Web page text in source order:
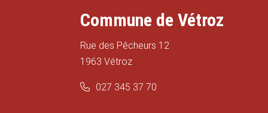
Commune de Vétroz
Rue des Pêcheurs 12
1963 Vétroz
027 345 37 70